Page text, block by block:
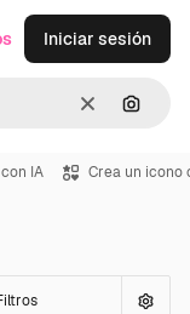
Borrar
Iniciar sesión
IA Crea un icono